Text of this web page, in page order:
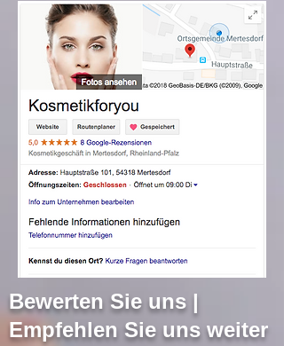
Bewerten Sie uns |
Empfehlen Sie uns weiter